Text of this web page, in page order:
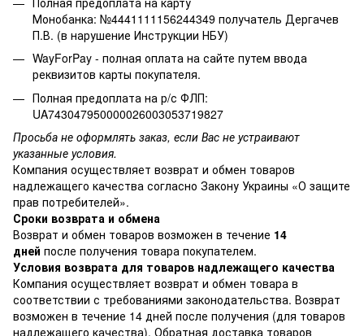
Монобанка: №4441111156244349 получатель Дергачев
П.В. (в нарушение Инструкции НБУ)
WayForPay - полная оплата на сайте путем ввода
реквизитов карты покупателя.
Полная предоплата на р/с ФЛП:
UA743047950000026003053719827
Просьба не оформлять заказ, если Вас не устраивают
указанные условия.
Компания осуществляет возврат и обмен товаров
надлежащего качества согласно Закону Украины «О защите
прав потребителей».
Сроки возврата и обмена
Возврат и обмен товаров возможен в течение 14
дней после получения товара покупателем.
Условия возврата для товаров надлежащего качества
Компания осуществляет возврат и обмен товара в
соответствии с требованиями законодательства. Возврат
возможен в течение 14 дней после получения (для товаров
надлежащего качества). Обратная доставка товаров